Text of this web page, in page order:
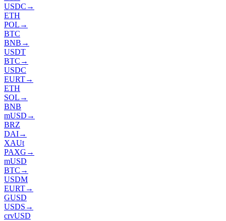
USDC →
ETH
POL →
BTC
BNB →
USDT
BTC →
USDC
EURT→
ETH
SOL →
BNB
mUSD →
BRZ
DAI→
XAUt
PAXG →
mUSD
BTC →
USDM
EURT→
GUSD
USDS →
crvUSD